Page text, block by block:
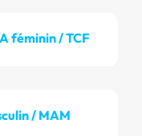
féminin / TCF
/ MAM